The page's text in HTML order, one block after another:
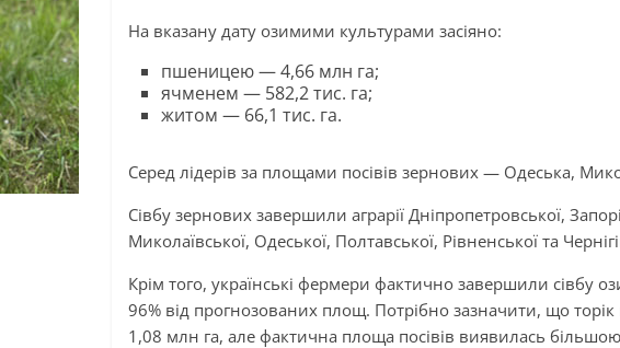
На вказану дату озимими культурами засіяно:
пшеницею — 4,66 млн га;
ячменем — 582,2 тис. га;
житом — 66,1 тис. га.
Серед лідерів за площами посівів зернових — Одеська,
Сівбу зернових завершили аграрії Дніпропетровської,
Миколаївської, Одеської, Полтавської, Рівненської та
Крім того, українські фермери фактично завершили сівбу
96% від прогнозованих площ. Потрібно зазначити, що
1,08 млн га, але фактична площа посівів виявилась